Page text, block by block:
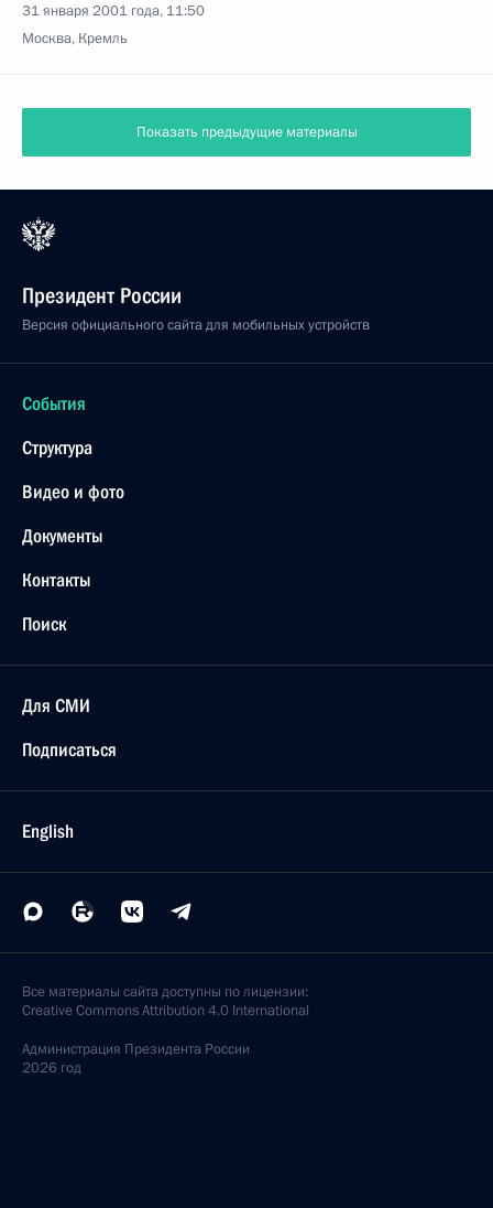
31 января 2001 года, 11:50
Москва, Кремль
Показать предыдущие материалы
Президент России
Версия официального сайта для мобильных устройств
События
Структура
Видео и фото
Документы
Контакты
Поиск
Для СМИ
Подписаться
English
Все материалы сайта доступны по лицензии:
Creative Commons Attribution 4.0 International
Администрация Президента России
2026 год